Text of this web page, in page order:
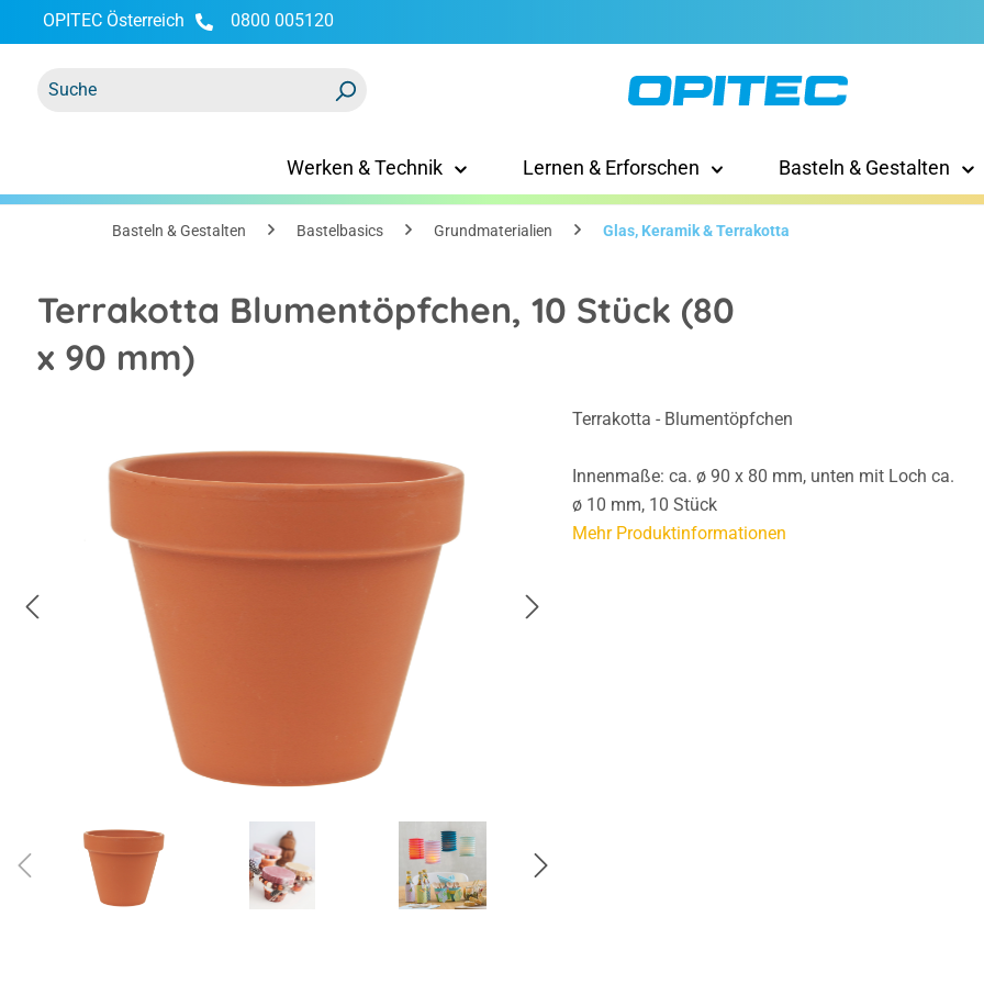
Zur Hauptnavigation springen
OPITEC Österreich 0800 005120
Werken & Technik Lernen & Erforschen Basteln & Gestalten
Basteln & Gestalten Bastelbasics Grundmaterialien Glas, Keramik & Terrakotta
Terrakotta Blumentöpfchen, 10 Stück (80
x 90 mm)
Terrakotta - Blumentöpfchen
Innenmaße: ca. ø 90 x 80 mm, unten mit Loch ca.
ø 10 mm, 10 Stück
Mehr Produktinformationen